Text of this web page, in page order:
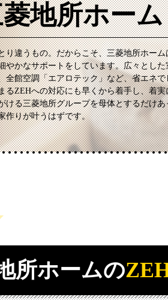
地所ホーム
り違うもの。だからこそ、三菱地所ホー
やかなサポートをしています。広々とし
全館空調「エアロテック」など、省エネ
るZEHへの対応にも早くから着手し、着
ける三菱地所グループを母体とするだけ
作りが叶うはずです。
所ホームの